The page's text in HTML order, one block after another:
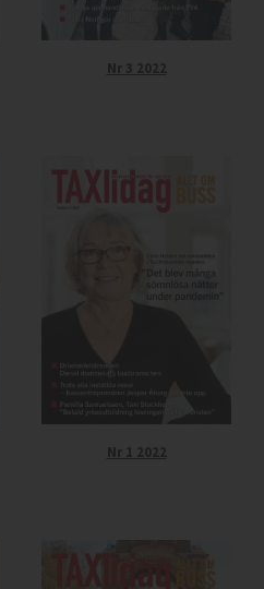
Nr 3 2022
Nr 1 2022